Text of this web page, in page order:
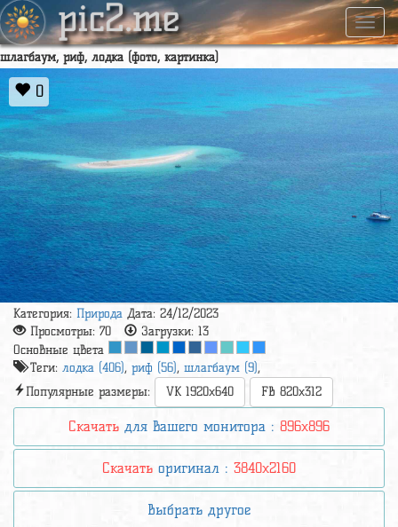
pic2.me
шлагбаум, риф, лодка (фото, картинка)
0
Категория: Природа Дата: 24/12/2023
Просмотры: 70 Загрузки: 13
Основные цвета
Теги: лодка (406), риф (56), шлагбаум (9),
Популярные размеры:
VK 1920x640 FB 820x312
Скачать для вашего монитора : 896x896
Скачать оригинал : 3840x2160
Выбрать другое